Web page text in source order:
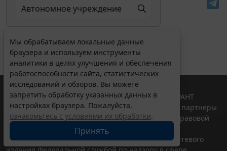
Мы обрабатываем локальные данные
браузера и используем инструменты
аналитики в целях улучшения и обеспечения
работоспособности сайта, статистических
исследований и обзоров. Вы можете
запретить обработку указанных данных в
настройках браузера. Пожалуйста,
ознакомьтесь с условиями их обработки.
Принять
© ООО "НПП "ГАРАНТ-СЕРВИС", 2026. Система ГАРАНТ
выпускается с 1990 года. Компания "Гарант" и ее партнеры
являются участниками Российской ассоциации правовой
информации ГАРАНТ.
Портал ГАРАНТ.РУ зарегистрирован в качестве сетевого